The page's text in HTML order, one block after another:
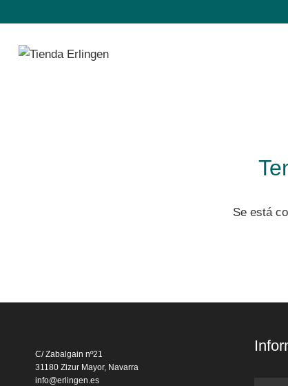
al
contenido
al
contenido
Se está
C/ Zabalgain nº21
31180 Zizur Mayor, Navarra
info@erlingen.es